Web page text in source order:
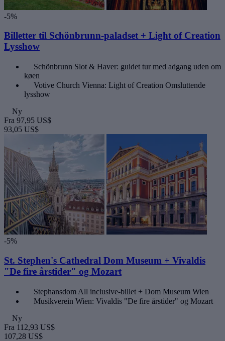
-5%
Billetter til Schönbrunn-paladset + Light of Creation
Lysshow
Schönbrunn Slot & Haver: guidet tur med adgang uden om
køen
Votive Church Vienna: Light of Creation Omsluttende
lysshow
Ny
Fra 97,95 US$
93,05 US$
-5%
St. Stephen's Cathedral Dom Museum + Vivaldis
"De fire årstider" og Mozart
Stephansdom All inclusive-billet + Dom Museum Wien
Musikverein Wien: Vivaldis "De fire årstider" og Mozart
Ny
Fra 112,93 US$
107,28 US$